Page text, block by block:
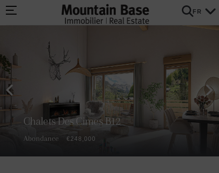
FR
Chalets Des Cimes B12
Abondance €248,000